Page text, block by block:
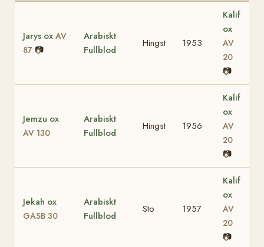
Jarys ox AV
87 📷
Arabiskt
Fullblod
Hingst 1953
Kalif
ox
AV
20
📷
Jemzu ox
AV 130
Arabiskt
Fullblod
Hingst 1956
Kalif
ox
AV
20
📷
Jekah ox
GASB 30
Arabiskt
Fullblod
Sto 1957
Kalif
ox
AV
20
📷